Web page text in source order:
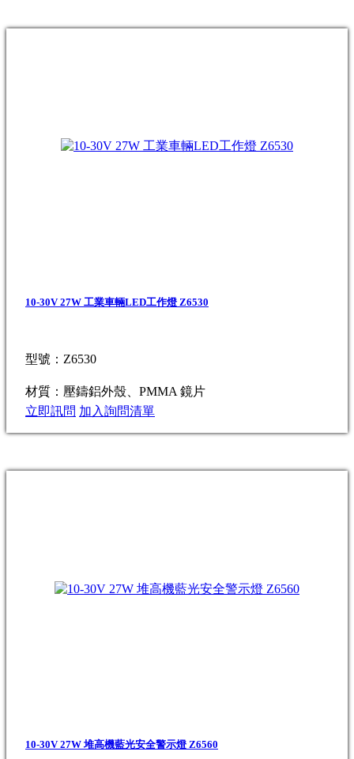
10-30V 27W 工業車輛LED工作燈 Z6530
型號：Z6530
材質：壓鑄鋁外殼、PMMA 鏡片
立即訊問 加入詢問清單
10-30V 27W 堆高機藍光安全警示燈 Z6560